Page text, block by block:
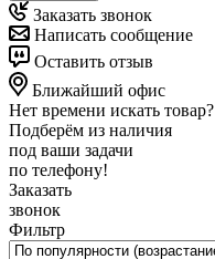
Заказать звонок
Написать сообщение
Оставить отзыв
Ближайший офис
Нет времени искать товар?
Подберём из наличия
под ваши задачи
по телефону!
Заказать
звонок
Фильтр